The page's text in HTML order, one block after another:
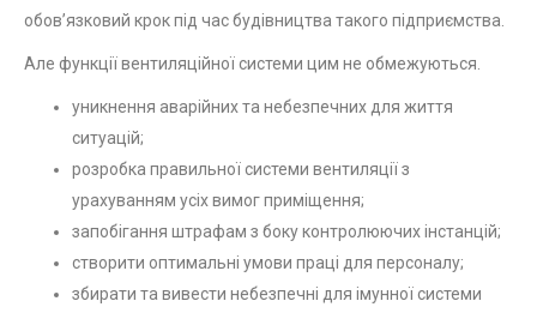
обов’язковий крок під час будівництва такого підприємства.
Але функції вентиляційної системи цим не обмежуються.
уникнення аварійних та небезпечних для життя
ситуацій;
розробка правильної системи вентиляції з
урахуванням усіх вимог приміщення;
запобігання штрафам з боку контролюючих інстанцій;
створити оптимальні умови праці для персоналу;
збирати та вивести небезпечні для імунної системи